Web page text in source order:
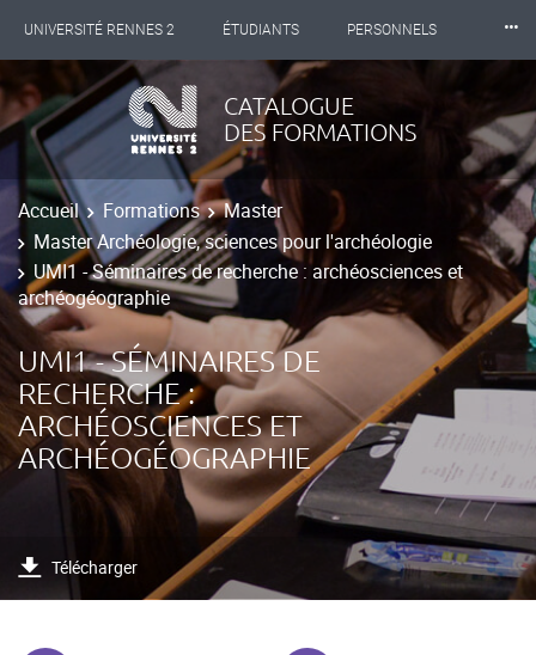
UNIVERSITÉ RENNES 2 ÉTUDIANTS PERSONNELS
INTERNATIONAL PROFESSIONNELS
LES NOUVELLES DE RENNES 2
⸱⸱⸱
CATALOGUE
DES FORMATIONS
Accueil Formations
Master
Master Archéologie, sciences pour l'archéologie
UMI1 - Séminaires de recherche : archéosciences et
archéogéographie
UMI1 - SÉMINAIRES DE
RECHERCHE :
ARCHÉOSCIENCES ET
ARCHÉOGÉOGRAPHIE
Télécharger